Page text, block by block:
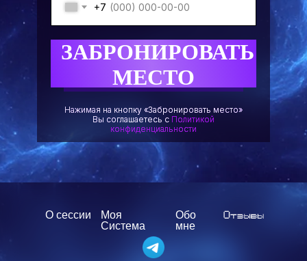
+7
ЗАБРОНИРОВАТЬ
МЕСТО
Нажимая на кнопку «Забронировать место»
Вы соглашаетесь с Политикой
конфиденциальности
О сессии
Моя
Система
Обо
мне